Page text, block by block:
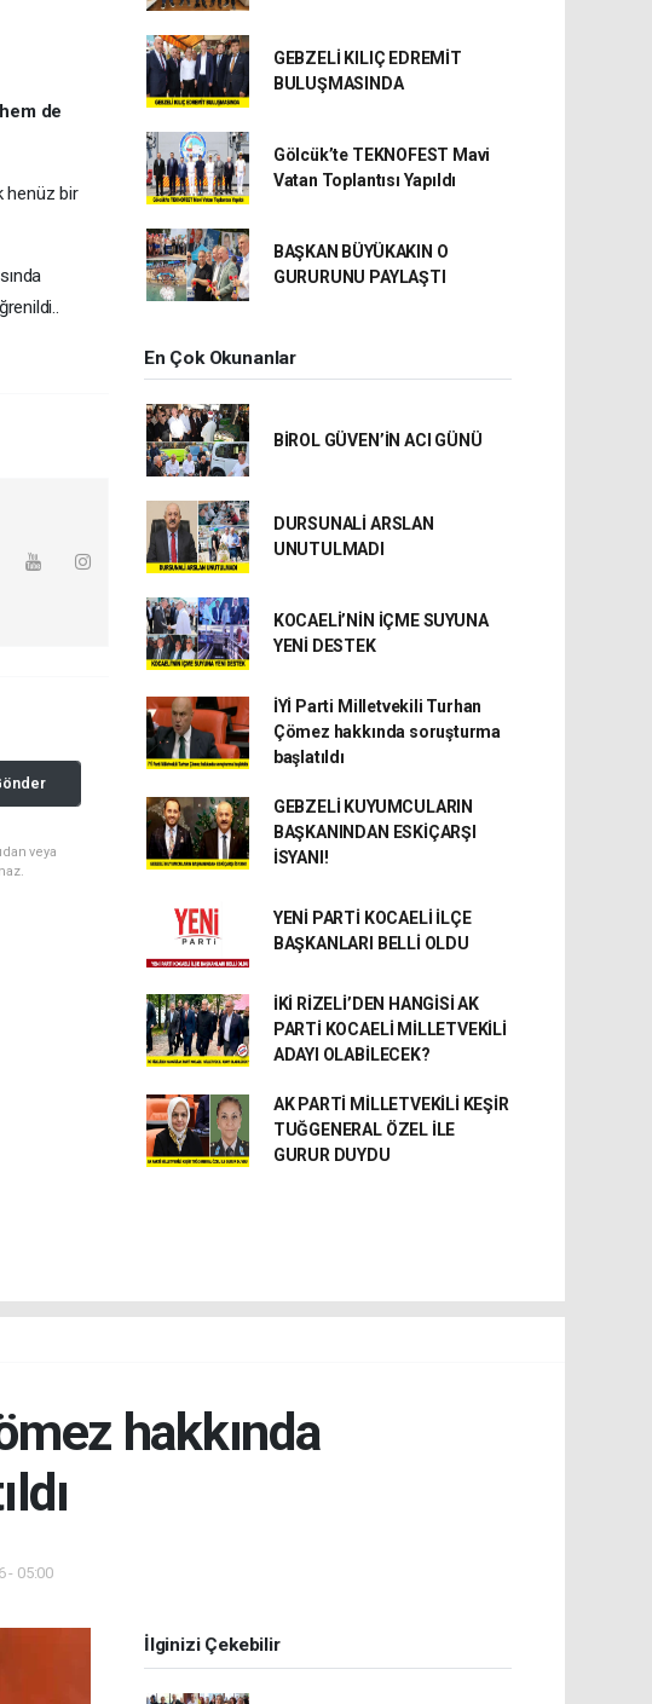
de
henüz bir
veya
GEBZELİ KILIÇ EDREMİT
BULUŞMASINDA
Gölcük’te TEKNOFEST Mavi
Vatan Toplantısı Yapıldı
BAŞKAN BÜYÜKAKIN O
GURURUNU PAYLAŞTI
En Çok Okunanlar
BİROL GÜVEN’İN ACI GÜNÜ
DURSUNALİ ARSLAN
UNUTULMADI
KOCAELİ’NİN İÇME SUYUNA
YENİ DESTEK
İYİ Parti Milletvekili Turhan
Çömez hakkında soruşturma
başlatıldı
GEBZELİ KUYUMCULARIN
BAŞKANINDAN ESKİÇARŞI
İSYANI!
YENİ PARTİ KOCAELİ İLÇE
BAŞKANLARI BELLİ OLDU
İKİ RİZELİ’DEN HANGİSİ AK
PARTİ KOCAELİ MİLLETVEKİLİ
ADAYI OLABİLECEK?
AK PARTİ MİLLETVEKİLİ KEŞİR
TUĞGENERAL ÖZEL İLE
GURUR DUYDU
hakkında
- 05:00
İlginizi Çekebilir